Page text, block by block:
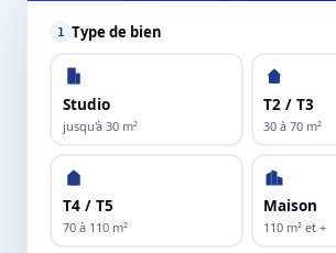
1 Type de bien
Studio
jusqu'à 30 m²
T2 / T3
30 à 70 m²
T4 / T5
70 à 110 m²
Maison
110 m² et +